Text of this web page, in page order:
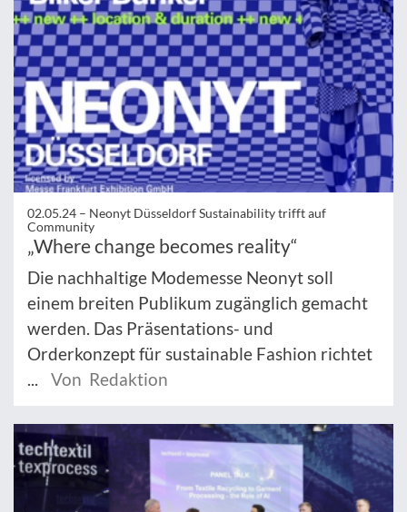
02.05.24 – Neonyt Düsseldorf Sustainability trifft auf
Community
„Where change becomes reality“
Die nachhaltige Modemesse Neonyt soll
einem breiten Publikum zugänglich gemacht
werden. Das Präsentations- und
Orderkonzept für sustainable Fashion richtet
...
Von Redaktion